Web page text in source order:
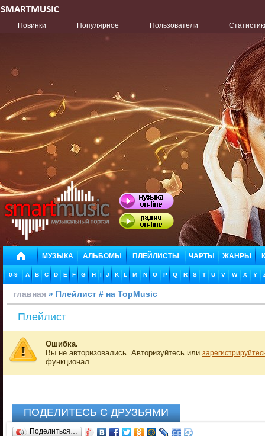
Новинки Популярное Пользователи
МУЗЫКА АЛЬБОМЫ ПЛЕЙЛИСТЫ ЧАРТЫ ЖАНРЫ
0-9 A B C D E F G H I J K L M N O P Q R S T U V W X Y
главная » Плейлист # на TopMusic
Плейлист
Ошибка.
Вы не авторизовались. Авторизуйтесь или
функционал.
ПОДЕЛИТЕСЬ С ДРУЗЬЯМИ
Поделиться…